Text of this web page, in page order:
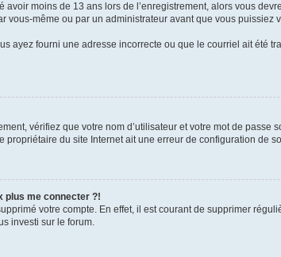
avoir moins de 13 ans lors de l’enregistrement, alors vous
vous-même ou par un administrateur avant que vous
ayez fourni une adresse incorrecte ou que le courriel ait été
vérifiez que votre nom d’utilisateur et votre mot de
propriétaire du site Internet ait une erreur de configuration de
plus me connecter ?!
votre compte. En effet, il est courant de supprimer
investi sur le forum.